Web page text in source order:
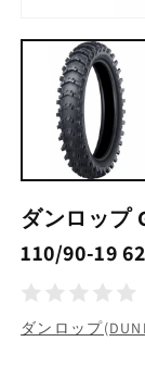
ー
ア
を
く
ダンロップ
110/90-19
ダンロップ